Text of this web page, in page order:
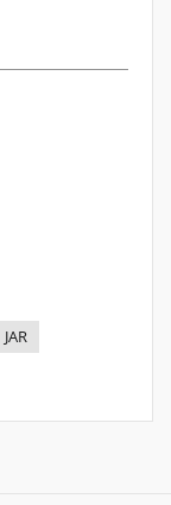
JAR